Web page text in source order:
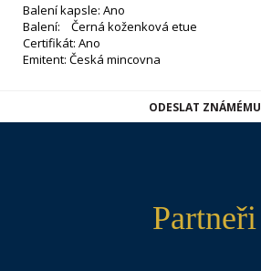
Balení kapsle: Ano
Balení: Černá koženková etue
Certifikát: Ano
Emitent: Česká mincovna
ODESLAT ZNÁMÉMU
Partneři